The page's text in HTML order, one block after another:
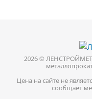
2026 © ЛЕНСТРОЙМЕТ
Цена на сайте не
сообщает